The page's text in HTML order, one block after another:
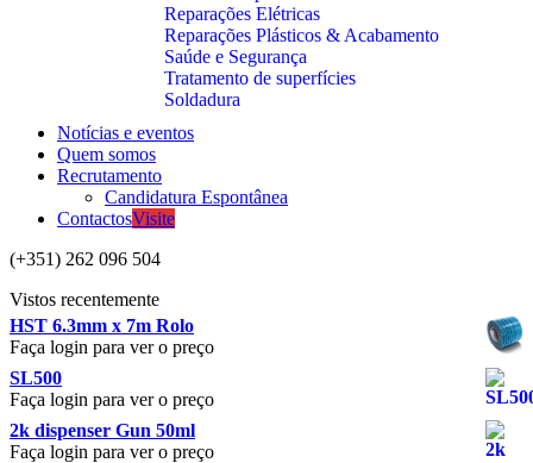
Reparações Elétricas
Reparações Plásticos & Acabamento
Saúde e Segurança
Tratamento de superfícies
Soldadura
Notícias e eventos
Quem somos
Recrutamento
Candidatura Espontânea
ContactosVisite
(+351) 262 096 504
Vistos recentemente
HST 6.3mm x 7m Rolo
Faça login para ver o preço
SL500
Faça login para ver o preço
2k dispenser Gun 50ml
Faça login para ver o preço